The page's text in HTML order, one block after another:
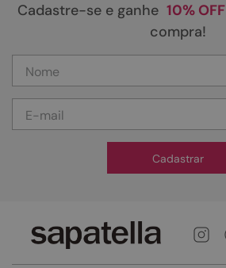
Cadastre-se e ganhe 10% OFF
compra!
Cadastrar